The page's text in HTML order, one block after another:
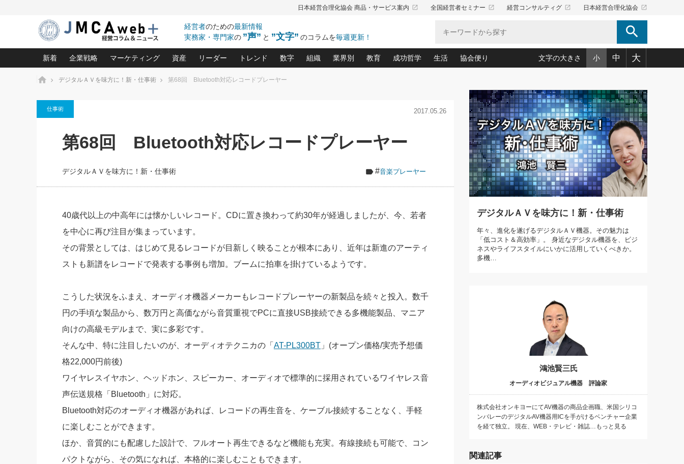
日本経営合理化協会 商品・サービス案内 launch 全国経営者セミナー launch 経営コンサルティグ launch 日本経営合理化協会 launch
経営者のための最新情報
実務家・専門家の ”声” と ”文字” のコラムを毎週更新！ search
新着
がよいのでしょうか！
2026.08.7
FOOD & LIFE COMPANIES
2026.08.5 2026.08.5
第86回 「言葉狩り」
もっとみる
企業戦略
中小企業の「１位づくり」戦略(96)
利益を最大化する「業務改善」横田尚哉氏(5)
強い会社を築く ビジネス・クリニック(240)
日本レーザー「人を大切にしながら利益を上げる経営」の極意
武器としてのM&A入門(3)
継続経営 百話百行(85)
野田久美子 香港ビジネス成功法(10)
マーケティング
ロングセラーの玉手箱(9)
は(5)
最高の自分を表現する 成功イメージ戦略(77)
資産
中国経済の最新動向(204)
事業承継の前に、決めておきたい、知っておきたい、やってお
リーダー
ピョートル・F・グジバチの『経営戦略の新常識』(12)
朝礼・会議での「社長の３分間スピーチ」ネタ帳(159)
社長の右腕をつくる 人と組織を動かす(200)
酒井英之の社長のビジョン実現道場(10)
トレンド
北村森の「今月のヒット商品」(109)
数字
おカネが残る決算書にするために、やっておきたいこと(34)
会社を守り抜くための緊急対策(100)
強い決算書の会社はココが違う！(36)
損益分岐点を下げる、Ｐ／Ｌ不況時代の新戦略(12)
賢い社長の「経理財務の見どころ・勘どころ・ツッコミどこ
銀行交渉はこうしなさい！(12)
組織
職場の生産性を下げるハラスメントの予防策(10)
賃金決定の定石(68)
顧客・社員・社会から支持される「ウェルビーイング経営入
業界別
大久保一彦の“流行る”お店の仕組みづくり(210)
柿内幸夫─社長のための現場改善(174)
教育
あなただからお願いしたいと思われる 気配りの達人(127)
クレーム対応 実践マニュアル(92)
クレーム対応の新知識と新常識(57)
デキル社員に育てる！ 社員教育の決め手(203)
東川鷹年の「中小企業の人育て」(38)
欧米資産家に学ぶ二世教育(100)
行動科学マネジメント(5)
成功哲学
中国哲学に学ぶ 不況は会社守成の好機(38)
令和時代の「社長の人間力の磨き方」(86)
先人の名句名言の教え 東洋思想に学ぶ経営学(132)
渡部昇一の「日本の指導者たち」(32)
経営に活かす“十八史略”(30)
生活
おのころ心平の ──社長のための「か・ら・だマネジメント」
(50)
デジタルＡＶを味方に！新・仕事術(180)
リーダー脳の鍛え方(32)
ワインを楽しむ基礎レッスン(12)
必読！社長が読むべき今月の4冊(88)
眼と耳で楽しむ読書術(162)
社長の「氣」(30)
米国スポーツ・ビジネスに学ぶ心理学(98)
高橋一喜の『これぞ！"本物の温泉"』(157)
協会便り
「愛読者通信」著者インタビュー(44)
ビジネス見聞録 経営ニュース(100)
作間信司の経営無形庵(けいえいむぎょうあん)(166)
経営セミナー情報局(1)
繁栄への着眼点 牟田太陽(76)
講話を聞いて学ぼう 実学・耳学・磨く「ミミガク」のすすめ
(7)
文字の大きさ 小 中 大
ホーム デジタルＡＶを味方に！新・仕事術 第68回 Bluetooth対応レコードプレーヤー
仕事術 2017.05.26
第68回 Bluetooth対応レコードプレーヤー
デジタルＡＶを味方に！新・仕事術 #音楽プレーヤー
40歳代以上の中高年には懐かしいレコード。CDに置き換わって約30年が経過しましたが、今、若者
を中心に再び注目が集まっています。
その背景としては、はじめて見るレコードが目新しく映ることが根本にあり、近年は新進のアーティ
ストも新譜をレコードで発表する事例も増加。ブームに拍車を掛けているようです。
こうした状況をふまえ、オーディオ機器メーカーもレコードプレーヤーの新製品を続々と投入。数千
円の手頃な製品から、数万円と高価ながら音質重視でPCに直接USB接続できる多機能製品、マニア
向けの高級モデルまで、実に多彩です。
そんな中、特に注目したいのが、オーディオテクニカの「 AT-PL300BT 」(オープン価格/実売予想価
格22,000円前後)
ワイヤレスイヤホン、ヘッドホン、スピーカー、オーディオで標準的に採用されているワイヤレス音
声伝送規格「Bluetooth」に対応。
Bluetooth対応のオーディオ機器があれば、レコードの再生音を、ケーブル接続することなく、手軽
に楽しむことができます。
ほか、音質的にも配慮した設計で、フルオート再生できるなど機能も充実。有線接続も可能で、コン
パクトながら、その気になれば、本格的に楽しむこともできます。
デジタルＡＶを味方に！新・仕事術
年々、進化を遂げるデジタルＡＶ機器。その魅力は
「低コスト＆高効率」。 身近なデジタル機器を、ビジ
ネスやライフスタイルにいかに活用していくべきか。
多機…
鴻池賢三氏
オーディオビジュアル機器 評論家
株式会社オンキヨーにてAV機器の商品企画職、米国シリコ
ンバレーのデジタルAV機器用ICを手がけるベンチャー企業
を経て独立。 現在、WEB・テレビ・雑誌…もっと見る
関連記事